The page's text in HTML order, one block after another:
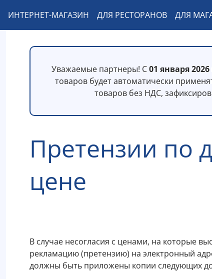
ИНТЕРНЕТ-МАГАЗИН ДЛЯ РЕСТОРАНОВ ДЛЯ
Уважаемые партнеры! С01 января 2026
товаров будет автоматически
товаров без НДС,
Претензии по
цене
В случае несогласия с ценами, на которые
рекламацию (претензию) на электронный
должны быть приложены копии следующих